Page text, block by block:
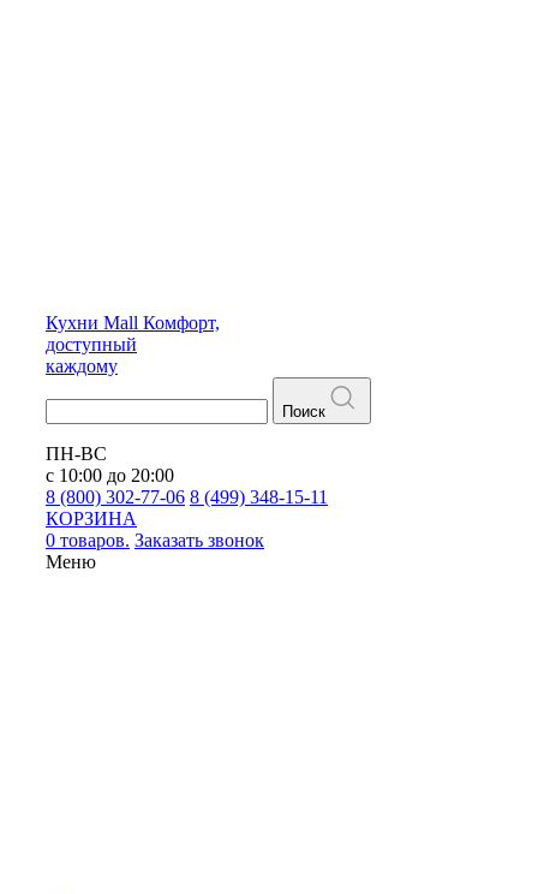
Кухни Mall Комфорт,
доступный
каждому
Поиск
ПН-ВС
с 10:00 до 20:00
8 (800) 302-77-06 8 (499) 348-15-11
КОРЗИНА
0 товаров. Заказать звонок
Меню